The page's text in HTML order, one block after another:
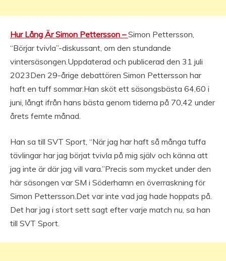
Hur Lång Är Simon Pettersson –Simon Pettersson,
“Börjar tvivla”-diskussant, om den stundande
vintersäsongen.Uppdaterad och publicerad den 31 juli
2023Den 29-årige debattören Simon Pettersson har
haft en tuff sommar.Han sköt ett säsongsbästa 64,60 i
juni, långt ifrån hans bästa genom tiderna på 70,42 under
årets femte månad.
Han sa till SVT Sport, “När jag har haft så många tuffa
tävlingar har jag börjat tvivla på mig själv och känna att
jag inte är där jag vill vara.”Precis som mycket under den
här säsongen var SM i Söderhamn en överraskning för
Simon Pettersson.Det var inte vad jag hade hoppats på.
Det har jag i stort sett sagt efter varje match nu, sa han
till SVT Sport.